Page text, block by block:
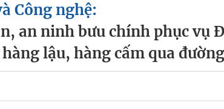
Công nghệ:
an ninh bưu chính phục vụ
lậu, hàng cấm qua